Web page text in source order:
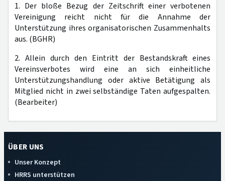
1. Der bloße Bezug der Zeitschrift einer verbotenen
Vereinigung reicht nicht für die Annahme der
Unterstützung ihres organisatorischen Zusammenhalts
aus. (BGHR)
2. Allein durch den Eintritt der Bestandskraft eines
Vereinsverbotes wird eine an sich einheitliche
Unterstützungshandlung oder aktive Betätigung als
Mitglied nicht in zwei selbständige Taten aufgespalten.
(Bearbeiter)
ÜBER UNS
Unser Konzept
HRRS unterstützen